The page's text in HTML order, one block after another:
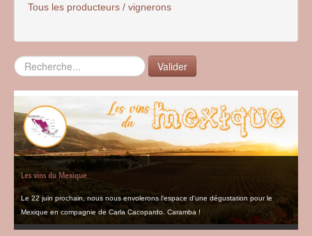
Tous les producteurs / vignerons
Rechercher Valider
Les vins du Mexique
Le 22 juin prochain, nous nous envolerons l'espace d'une dégustation pour le
Mexique en compagnie de Carla Cacopardo. Caramba !